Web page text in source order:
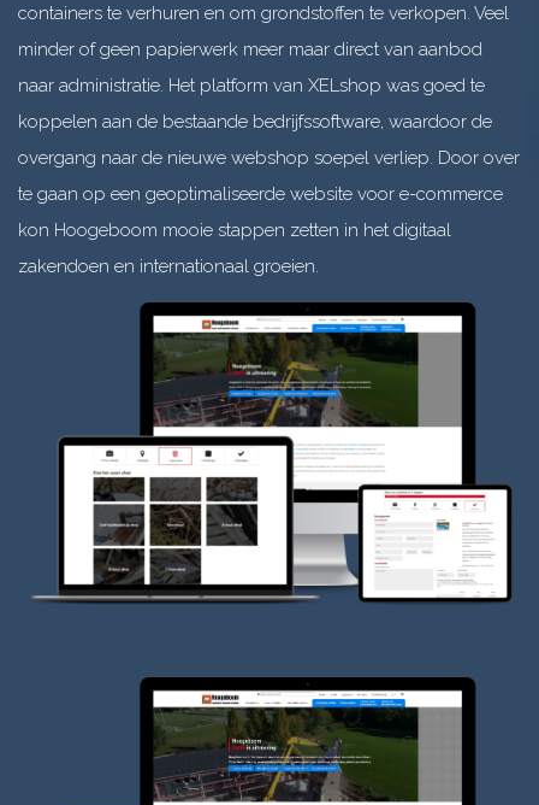
containers te verhuren en om grondstoffen te verkopen. Veel
minder of geen papierwerk meer maar direct van aanbod
naar administratie. Het platform van XELshop was goed te
koppelen aan de bestaande bedrijfssoftware, waardoor de
overgang naar de nieuwe webshop soepel verliep. Door over
te gaan op een geoptimaliseerde website voor e-commerce
kon Hoogeboom mooie stappen zetten in het digitaal
zakendoen en internationaal groeien.